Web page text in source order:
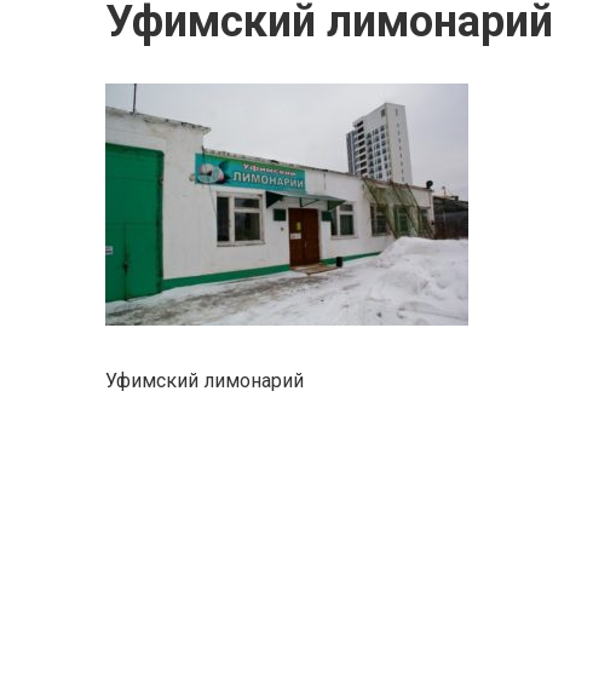
Уфимский лимонарий
Уфимский лимонарий